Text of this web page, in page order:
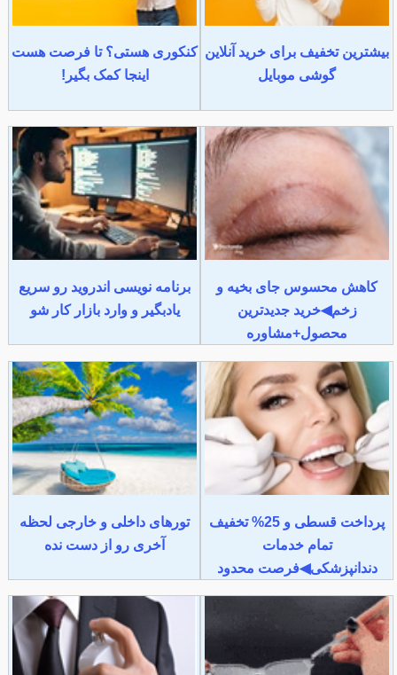
بیشترین تخفیف برای خرید آنلاین
گوشی موبایل
کنکوری هستی؟ تا فرصت هست
اینجا کمک بگیر!
کاهش محسوس جای بخیه و
زخم◀خرید جدیدترین
محصول+مشاوره
برنامه نویسی اندروید رو سریع
یادبگیر و وارد بازار کار شو
پرداخت قسطی و 25% تخفیف
تمام خدمات
دندانپزشکی◀فرصت محدود
تورهای داخلی و خارجی لحظه
آخری رو از دست نده